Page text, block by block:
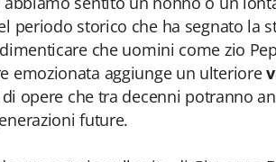
periodo storico che ha segnato la
che uomini come zio
emozionata aggiunge un ulteriore
opere che tra decenni potranno
future.